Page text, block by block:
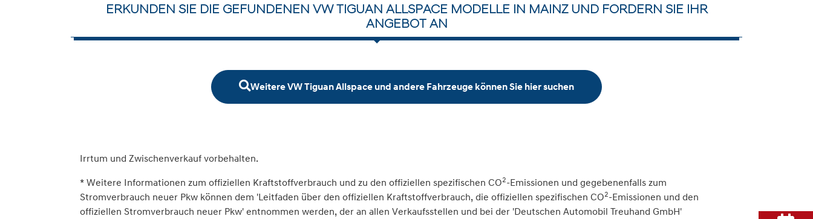
ERKUNDEN SIE DIE GEFUNDENEN VW TIGUAN ALLSPACE MODELLE IN MAINZ UND FORDERN SIE IHR
ANGEBOT AN
Weitere VW Tiguan Allspace und andere Fahrzeuge können Sie hier suchen
Irrtum und Zwischenverkauf vorbehalten.
* Weitere Informationen zum offiziellen Kraftstoffverbrauch und zu den offiziellen spezifischen CO2-Emissionen und gegebenenfalls zum
Stromverbrauch neuer Pkw können dem 'Leitfaden über den offiziellen Kraftstoffverbrauch, die offiziellen spezifischen CO2-Emissionen und den
offiziellen Stromverbrauch neuer Pkw' entnommen werden, der an allen Verkaufsstellen und bei der 'Deutschen Automobil Treuhand GmbH'